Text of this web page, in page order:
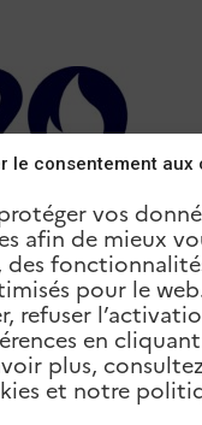
le consentement aux
protéger vos
afin de mieux
des
pour le
refuser
en
plus,
et notre